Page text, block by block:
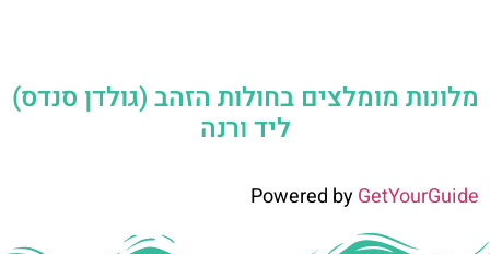
מלונות מומלצים בחולות הזהב (גולדן סנדס)
ליד ורנה
Powered byGetYourGuide